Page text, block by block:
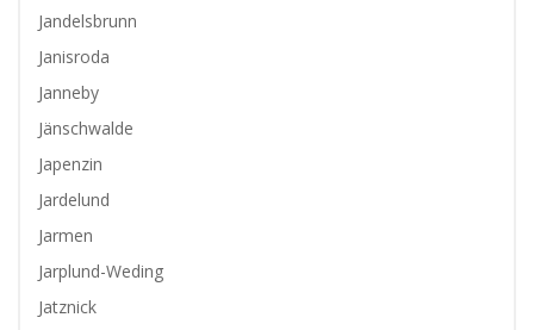
Jandelsbrunn
Janisroda
Janneby
Jänschwalde
Japenzin
Jardelund
Jarmen
Jarplund-Weding
Jatznick